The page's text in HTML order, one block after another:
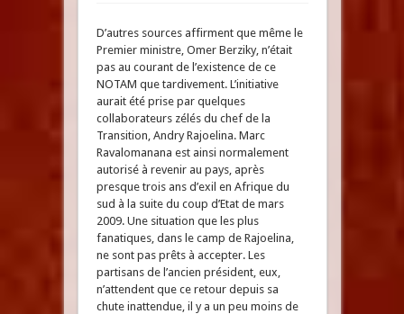
D’autres sources affirment que même le
Premier ministre, Omer Berziky, n’était
pas au courant de l’existence de ce
NOTAM que tardivement. L’initiative
aurait été prise par quelques
collaborateurs zélés du chef de la
Transition, Andry Rajoelina. Marc
Ravalomanana est ainsi normalement
autorisé à revenir au pays, après
presque trois ans d’exil en Afrique du
sud à la suite du coup d’Etat de mars
2009. Une situation que les plus
fanatiques, dans le camp de Rajoelina,
ne sont pas prêts à accepter. Les
partisans de l’ancien président, eux,
n’attendent que ce retour depuis sa
chute inattendue, il y a un peu moins de